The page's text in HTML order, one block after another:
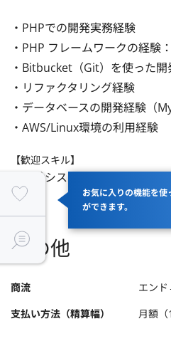
お気に入りの機能を使
ができます。
・PHPでの開発実務経験
・PHP フレームワークの経験
・Bitbucket（Git）を使った開
・リファクタリング経験
・データベースの開発経験（
・AWS/Linux環境の利用経験
【歓迎スキル】
・基幹システム開発の経験
その他
商流
エン
支払い方法（精算幅）
月額（